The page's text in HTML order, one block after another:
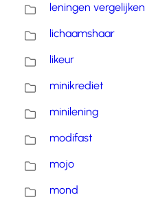
leningen vergelijken
lichaamshaar
likeur
minikrediet
minilening
modifast
mojo
mond